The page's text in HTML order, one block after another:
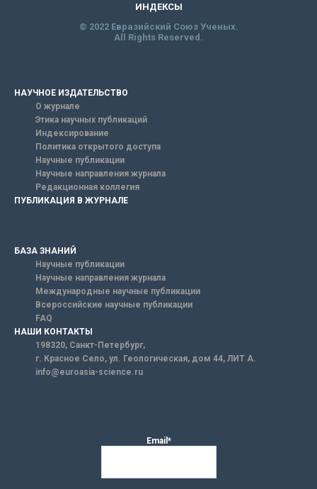
ИНДЕКСЫ
© 2022 Евразийский Союз Ученых.
All Rights Reserved.
НАУЧНОЕ ИЗДАТЕЛЬСТВО
О журнале
Этика научных публикаций
Индексирование
Политика открытого доступа
Научные публикации
Научные направления журнала
Редакционная коллегия
ПУБЛИКАЦИЯ В ЖУРНАЛЕ
БАЗА ЗНАНИЙ
Научные публикации
Научные направления журнала
Международные научные публикации
Всероссийские научные публикации
FAQ
НАШИ КОНТАКТЫ
198320, Санкт-Петербург,
г. Красное Село, ул. Геологическая, дом 44, ЛИТ А.
info@euroasia-science.ru
Email*